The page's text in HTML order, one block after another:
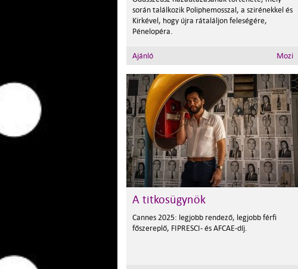
során találkozik Poliphemosszal, a szirénekkel és
Kirkével, hogy újra rátaláljon feleségére,
Pénelopéra.
Ajánló Mozi
A titkosügynök
Cannes 2025: legjobb rendező, legjobb férfi
főszereplő, FIPRESCI- és AFCAE-díj.